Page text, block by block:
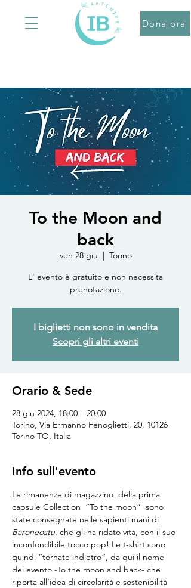
Dona ora
To the Moon and
back
ven 28 giu
  |
Torino
L' evento è gratuito e non necessita
prenotazione.
I biglietti non sono in vendita
Scopri gli altri eventi
Orario & Sede
28 giu 2024, 18:00 – 20:00
Torino, Via Ermanno Fenoglietti, 20, 10126
Torino TO, Italia
Info sull'evento
Le rimanenze di magazzino  della prima
capsule Collection  “To the moon”  sono
state consegnate nelle sapienti mani di
Baroneostu, che gli ha ridato vita, con il suo
inconfondibile tocco pop! Le t-shirt sono
quindi “tornate indietro”, da qui il nome
del evento -To the moon and back- che
riporta all’idea di circolarità e sostenibilità